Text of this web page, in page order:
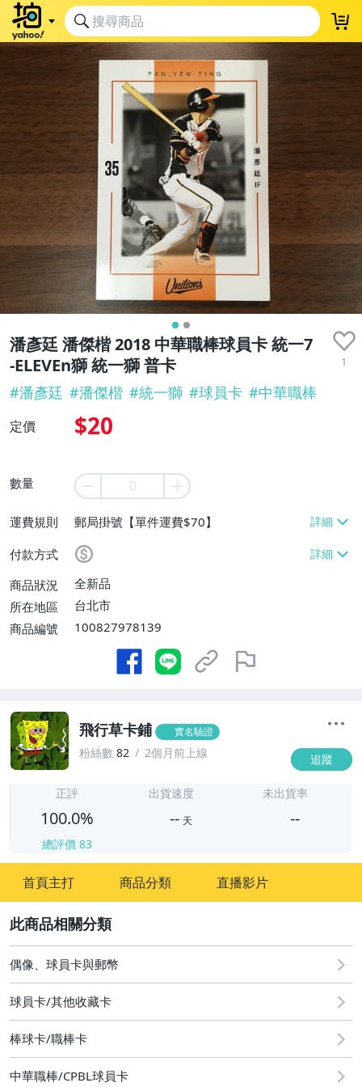
潘彥廷 潘傑楷 2018 中華職棒球員卡 統一7
-ELEVEn獅 統一獅 普卡
1
#潘彥廷 #潘傑楷 #統一獅 #球員卡 #中華職棒
定價 $20
數量
運費規則
郵局掛號【單件運費$70】
付款方式
商品狀況
全新品
所在地區
台北市
商品編號
100827978139
飛行草卡鋪 實名驗證
粉絲數 82 2個月前上線 追蹤
正評
100.0%
總評價 83
出貨速度
-- 天
未出貨率
--
首頁主打 商品分類 直播影片
偶像、球員卡與郵幣
球員卡/其他收藏卡
棒球卡/職棒卡
中華職棒/CPBL球員卡